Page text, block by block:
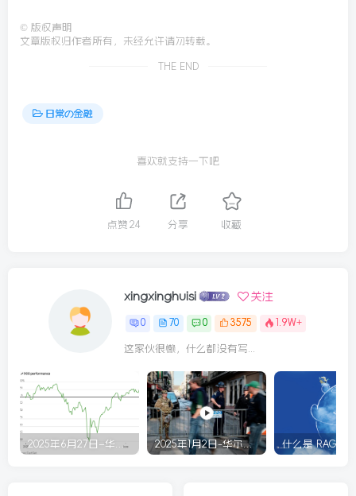
© 版权声明
文章版权归作者所有，未经允许请勿转载。
THE END
日常の金融
喜欢就支持一下吧
点赞 24 分享 收藏
xingxinghuisi 关注
0 70 0 3575 1.9W+
这家伙很懒，什么都没有写...
2025年6月27日–华尔街回顾 2025年1月2日-华尔街回顾 什么是 RAG？